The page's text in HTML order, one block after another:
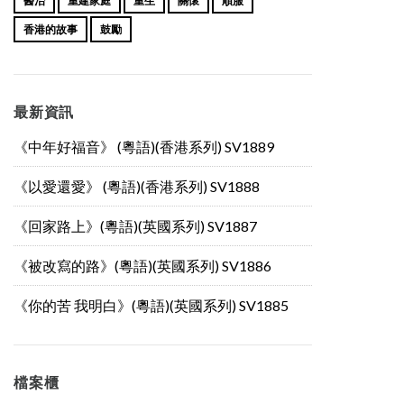
香港的故事 鼓勵
最新資訊
《中年好福音》 (粵語)(香港系列) SV1889
《以愛還愛》 (粵語)(香港系列) SV1888
《回家路上》(粵語)(英國系列) SV1887
《被改寫的路》(粵語)(英國系列) SV1886
《你的苦 我明白》(粵語)(英國系列) SV1885
檔案櫃